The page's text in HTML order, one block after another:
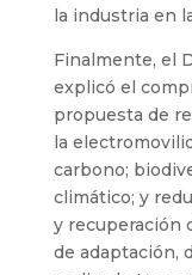
la industria en
Finalmente, el
explicó el
propuesta de
la
carbono;
climático; y
y recuperación
de adaptación,